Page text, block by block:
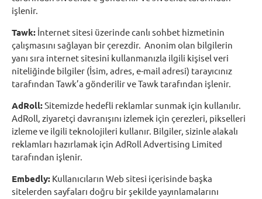
işlenir.
Tawk: İnternet sitesi üzerinde canlı sohbet hizmetinin
çalışmasını sağlayan bir çerezdir. Anonim olan bilgilerin
yanı sıra internet sitesini kullanmanızla ilgili kişisel veri
niteliğinde bilgiler (İsim, adres, e-mail adresi) tarayıcınız
tarafından Tawk’a gönderilir ve Tawk tarafından işlenir.
AdRoll:Sitemizde hedefli reklamlar sunmak için kullanılır.
AdRoll, ziyaretçi davranışını izlemek için çerezleri, pikselleri
izleme ve ilgili teknolojileri kullanır. Bilgiler, sizinle alakalı
reklamları hazırlamak için AdRoll Advertising Limited
tarafından işlenir.
Embedly: Kullanıcıların Web sitesi içerisinde başka
sitelerden sayfaları doğru bir şekilde yayınlamalarını